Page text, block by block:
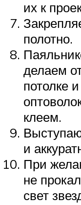
их к
полотно.
делаем
потолке
клеем.
и
При
не
свет